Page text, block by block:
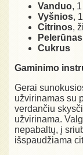
Vanduo,
Vyšnios,
Citrinos,
Cukrus
Gaminimo
Gerai
užvirinamas su
verdančiu
užvirinama.
nepabaltų, į
išspaudžiama